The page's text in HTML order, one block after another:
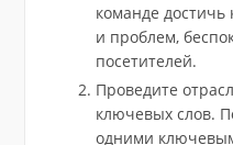
команде достичь
и проблем,
посетителей.
Проведите
ключевых слов.
одними